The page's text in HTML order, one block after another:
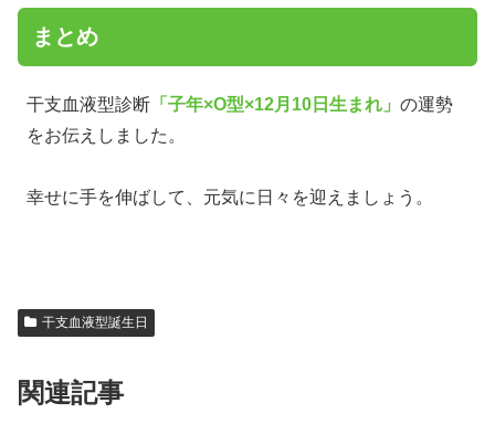
まとめ
干支血液型診断 「子年×O型×12月10日生まれ」 の運勢
をお伝えしました。
幸せに手を伸ばして、元気に日々を迎えましょう。
干支血液型誕生日
関連記事